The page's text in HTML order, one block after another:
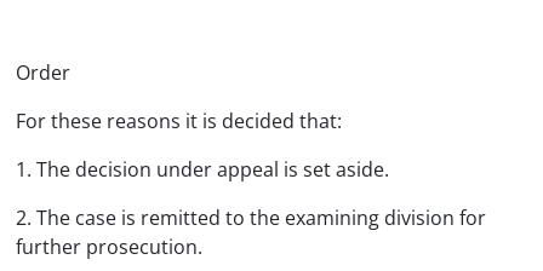
Order
For these reasons it is decided that:
1. The decision under appeal is set aside.
2. The case is remitted to the examining division for
further prosecution.